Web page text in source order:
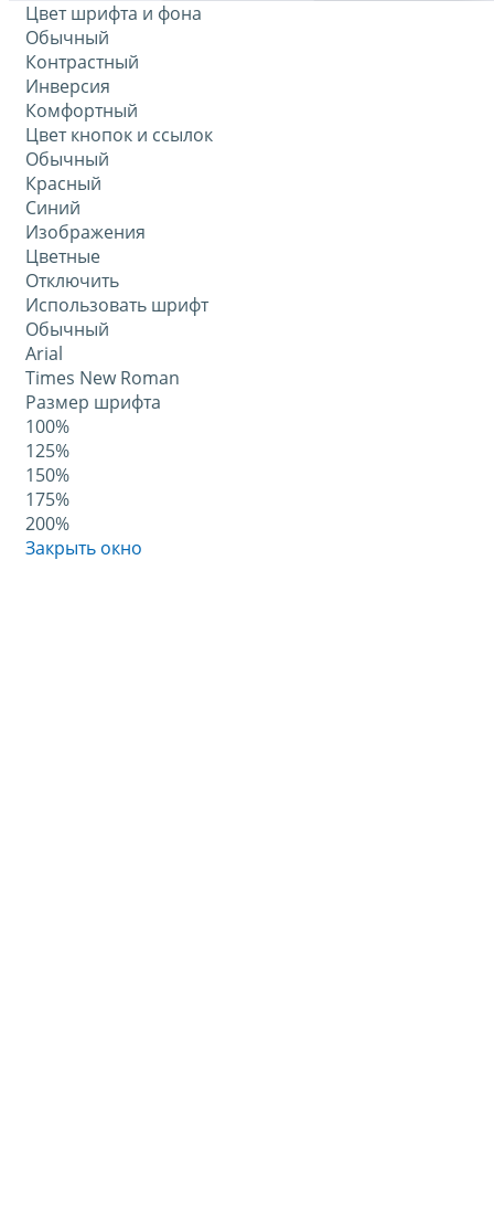
Цвет шрифта и фона
Обычный
Контрастный
Инверсия
Комфортный
Цвет кнопок и ссылок
Обычный
Красный
Синий
Изображения
Цветные
Отключить
Использовать шрифт
Обычный
Arial
Times New Roman
Размер шрифта
100%
125%
150%
175%
200%
Закрыть окно